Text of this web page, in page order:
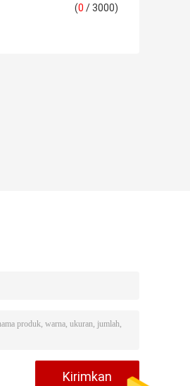
(0 / 3000)